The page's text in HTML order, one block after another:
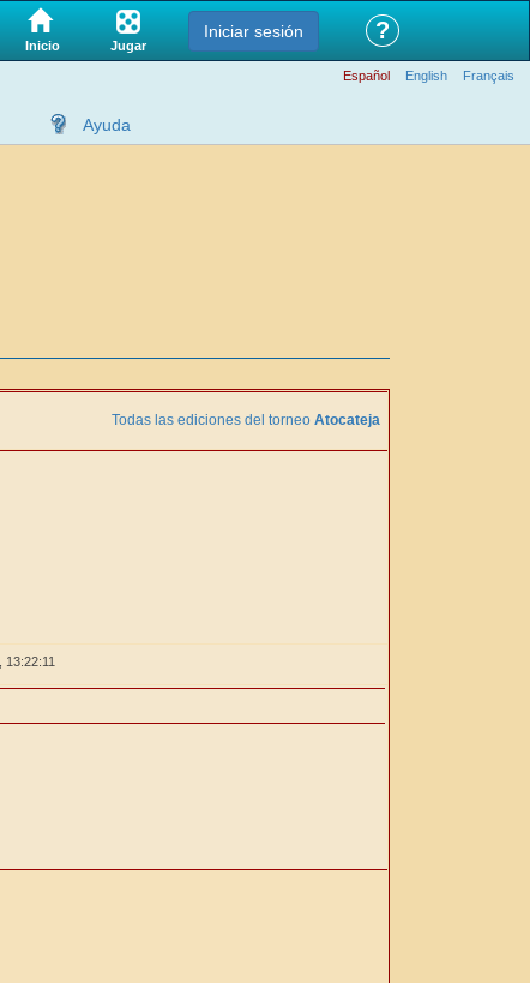
Inicio Jugar
Iniciar sesión ?
Español English Français
Ayuda
Todas las ediciones del torneo Atocateja
13:22:12